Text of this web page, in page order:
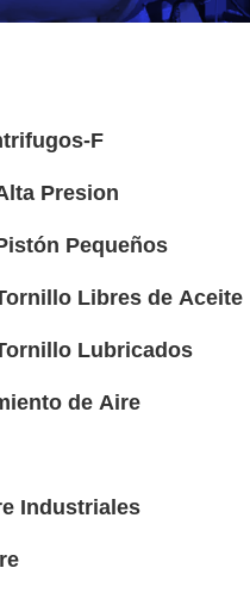
F
Presion
Pequeños
Libres de Aceite
Lubricados
de Aire
Industriales